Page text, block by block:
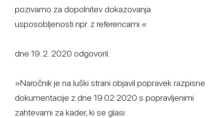
pozivamo za dopolnitev dokazovanja
usposobljenosti npr. z referencami.«
dne 19. 2. 2020 odgovoril:
»Naročnik je na luški strani objavil popravek razpisne
dokumentacije z dne 19.02.2020 s popravljenimi
zahtevami za kader, ki se glasi: